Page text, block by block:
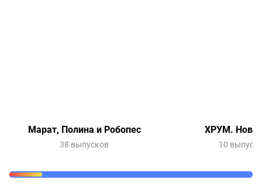
Марат, Полина и Робопес
38 выпусков
ХРУМ.
10